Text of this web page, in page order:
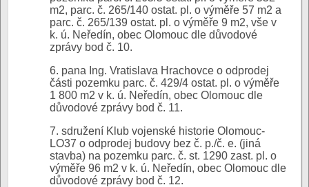
m2, parc. č. 265/140 ostat. pl. o výměře 57 m2 a
parc. č. 265/139 ostat. pl. o výměře 9 m2, vše v
k. ú. Neředín, obec Olomouc dle důvodové
zprávy bod č. 10.
6. pana Ing. Vratislava Hrachovce o odprodej
části pozemku parc. č. 429/4 ostat. pl. o výměře
1 800 m2 v k. ú. Neředín, obec Olomouc dle
důvodové zprávy bod č. 11.
7. sdružení Klub vojenské historie Olomouc-
LO37 o odprodej budovy bez č. p./č. e. (jiná
stavba) na pozemku parc. č. st. 1290 zast. pl. o
výměře 96 m2 v k. ú. Neředín, obec Olomouc dle
důvodové zprávy bod č. 12.